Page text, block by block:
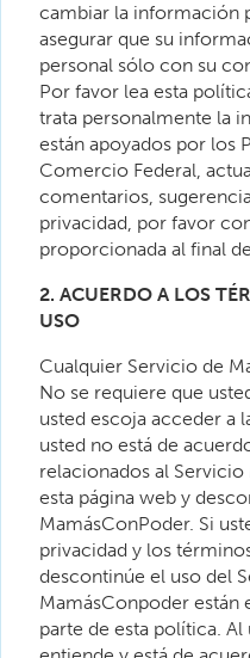
cambiar la información
asegurar que su
personal sólo con su
Por favor lea esta
trata personalmente la
están apoyados por los
Comercio Federal,
comentarios,
privacidad, por favor
proporcionada al final
2. ACUERDO A LOS
USO
Cualquier Servicio de
No se requiere que
usted escoja acceder a
usted no está de
relacionados al
esta página web y
MamásConPoder. Si
privacidad y los
descontinúe el uso del
MamásConpoder están
parte de esta política.